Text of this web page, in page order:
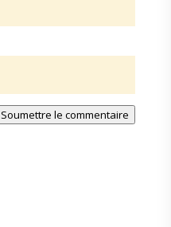
Soumettre le commentaire